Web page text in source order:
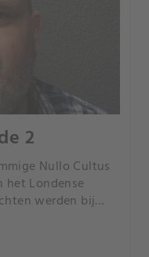
2
Nullo Cultus
het Londense
werden bij
om via internet